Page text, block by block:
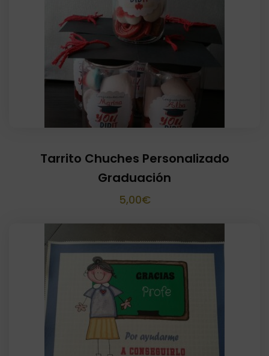
hasta
28,00€
Tarrito Chuches Personalizado
Graduación
5,00€